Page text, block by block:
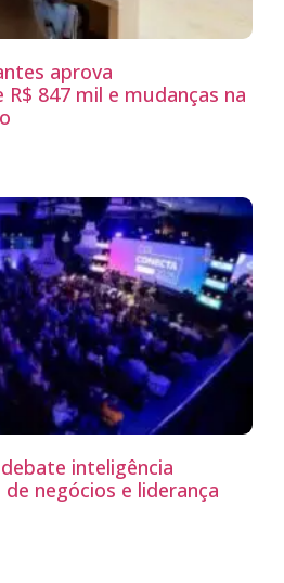
aprova
847 mil e mudanças na
inteligência
negócios e liderança